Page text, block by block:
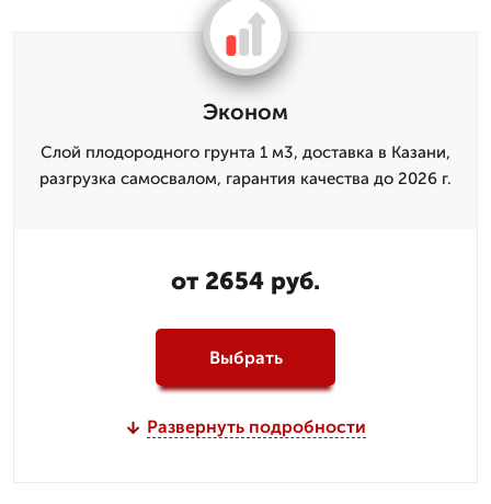
Эконом
Слой плодородного грунта 1 м3, доставка в Казани,
разгрузка самосвалом, гарантия качества до 2026 г.
от 2654 руб.
Выбрать
Развернуть подробности